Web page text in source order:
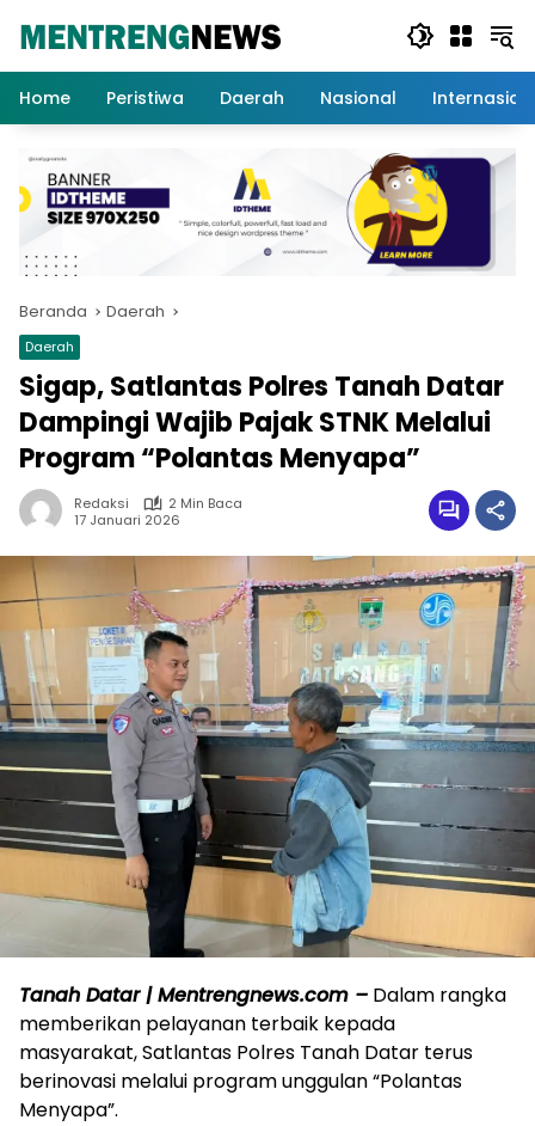
Home
Peristiwa Daerah Nasional
Beranda Daerah
Daerah
Sigap, Satlantas Polres Tanah Datar
Dampingi Wajib Pajak STNK Melalui
Program “Polantas Menyapa”
Redaksi
2 Min Baca
17 Januari 2026
Tanah Datar | Mentrengnews.com – Dalam rangka
memberikan pelayanan terbaik kepada
masyarakat, Satlantas Polres Tanah Datar terus
berinovasi melalui program unggulan “Polantas
Menyapa”.